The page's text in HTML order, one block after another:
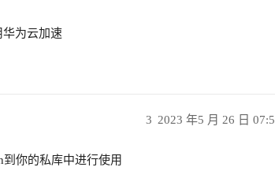
华为云加速
2023 年5 月 26 日
3
你的私库中进行使用